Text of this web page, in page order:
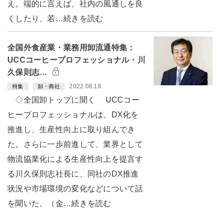
え。端的に言えば、社内の風通しを良
くしたり、若…続きを読む
全国外食産業・業務用卸流通特集：
UCCコーヒープロフェッショナル・川
久保則志…
特集 卸・商社 2022.08.18
◇全国卸トップに聞く UCCコー
ヒープロフェッショナルは、DX化を
推進し、生産性向上に取り組んでき
た。さらに一歩前進して、業界として
物流協業化による生産性向上を提言す
る川久保則志社長に、同社のDX推進
状況や市場環境の変化などについて話
を聞いた。（金…続きを読む